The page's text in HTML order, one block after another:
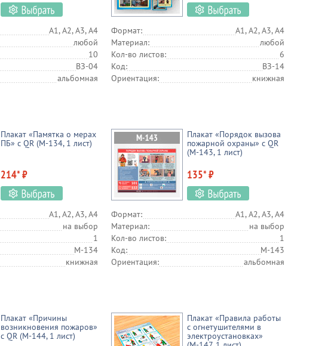
А1, А2, А3, А4
любой
10
ВЗ-04
альбомная
Формат:
А1, А2, А3, А4
Материал:
любой
Кол-во листов:
6
Код:
ВЗ-14
Ориентация:
книжная
Плакат «Памятка о мерах
ПБ» с QR (М-134, 1 лист)
214* ₽
А1, А2, А3, А4
на выбор
1
М-134
книжная
Плакат «Порядок вызова
пожарной охраны» с QR
(М-143, 1 лист)
135* ₽
Формат:
А1, А2, А3, А4
Материал:
на выбор
Кол-во листов:
1
Код:
М-143
Ориентация:
альбомная
Плакат «Причины
возникновения пожаров»
с QR (М-144, 1 лист)
Плакат «Правила работы
с огнетушителями в
электроустановках»